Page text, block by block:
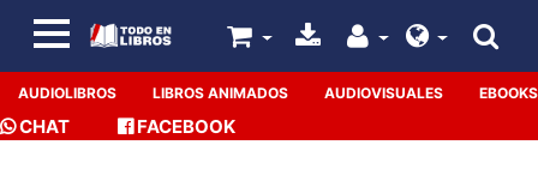
AUDIOLIBROS LIBROS ANIMADOS AUDIOVISUALES EBOOKS
CHAT FACEBOOK